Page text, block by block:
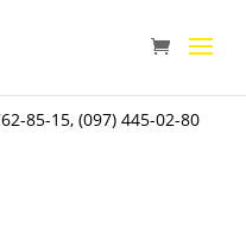
85-15,(097) 445-02-80